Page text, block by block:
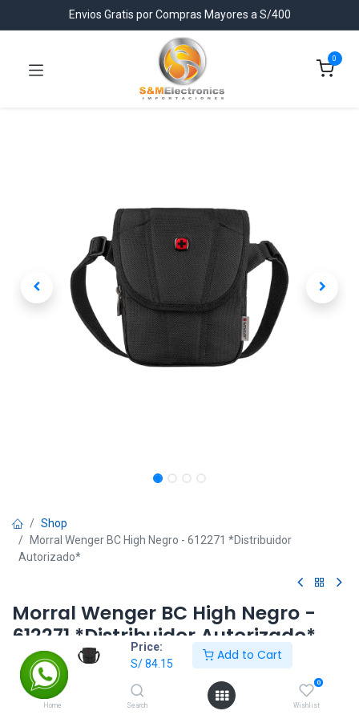
Price:
S/84.15
Add to Cart
Home Search
0
Wishlist
Envios Gratis por Compras Mayores a S/400
0
Shop
Morral Wenger BC High Negro - 612271 *Distribuidor
Autorizado*
Morral Wenger BC High Negro -
612271 *Distribuidor Autorizado*
S/84.15 99.00